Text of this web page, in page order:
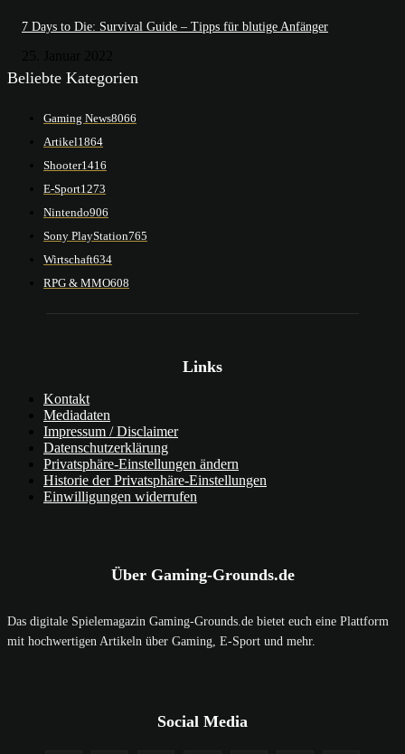
7 Days to Die: Survival Guide – Tipps für blutige Anfänger
Beliebte Kategorien
Gaming News8066
Artikel1864
Shooter1416
E-Sport1273
Nintendo906
Sony PlayStation765
Wirtschaft634
RPG & MMO608
Links
Kontakt
Mediadaten
Impressum / Disclaimer
Datenschutzerklärung
Privatsphäre-Einstellungen ändern
Historie der Privatsphäre-Einstellungen
Einwilligungen widerrufen
Über Gaming-Grounds.de
Das digitale Spielemagazin Gaming-Grounds.de bietet euch eine Plattform
mit hochwertigen Artikeln über Gaming, E-Sport und mehr.
Social Media